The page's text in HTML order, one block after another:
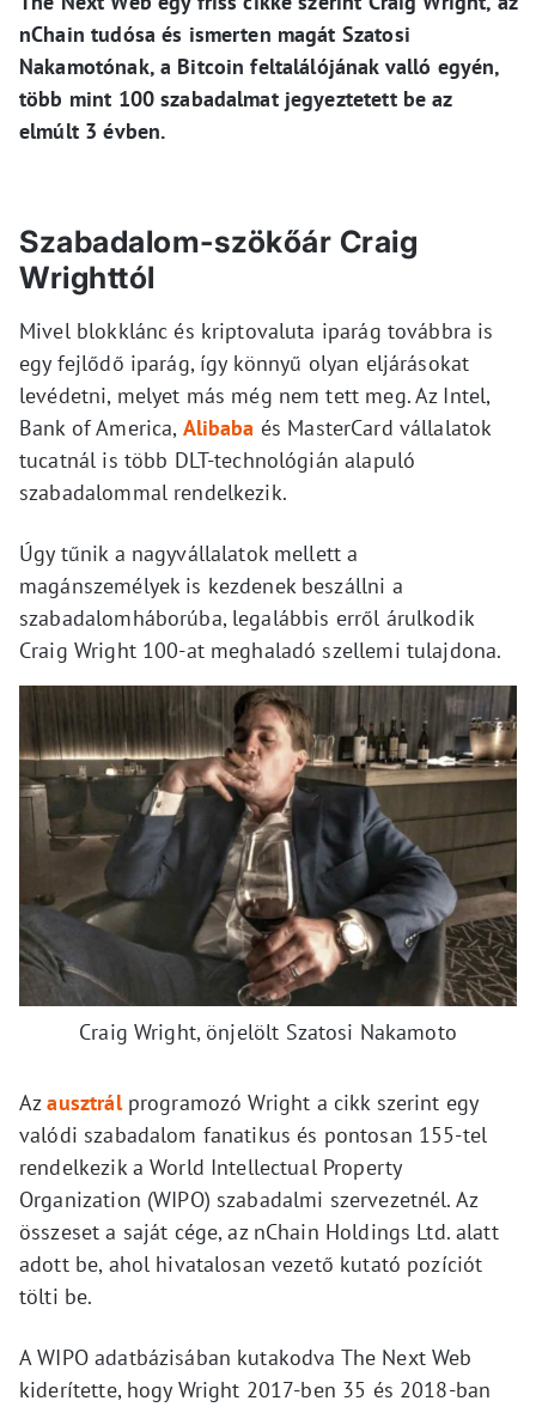
nChain tudósa és ismerten magát Szatosi
Nakamotónak, a Bitcoin feltalálójának valló egyén,
több mint 100 szabadalmat jegyeztetett be az
elmúlt 3 évben.
Szabadalom-szökőár Craig
Wrighttól
Mivel blokklánc és kriptovaluta iparág továbbra is
egy fejlődő iparág, így könnyű olyan eljárásokat
levédetni, melyet más még nem tett meg. Az Intel,
Bank of America, Alibaba és MasterCard vállalatok
tucatnál is több DLT-technológián alapuló
szabadalommal rendelkezik.
Úgy tűnik a nagyvállalatok mellett a
magánszemélyek is kezdenek beszállni a
szabadalomháborúba, legalábbis erről árulkodik
Craig Wright 100-at meghaladó szellemi tulajdona.
Craig Wright, önjelölt Szatosi Nakamoto
Azausztrálprogramozó Wright a cikk szerint egy
valódi szabadalom fanatikus és pontosan 155-tel
rendelkezik a World Intellectual Property
Organization (WIPO) szabadalmi szervezetnél. Az
összeset a saját cége, az nChain Holdings Ltd. alatt
adott be, ahol hivatalosan vezető kutató pozíciót
tölti be.
A WIPO adatbázisában kutakodva The Next Web
kiderítette, hogy Wright 2017-ben 35 és 2018-ban